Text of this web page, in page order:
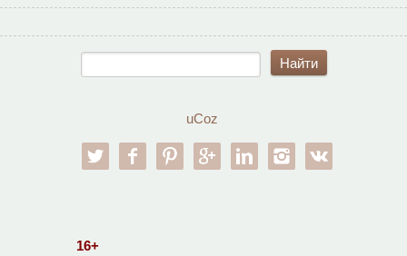
uCoz
twitter facebookpinterestgoogle-pllinkedin instagram
16+